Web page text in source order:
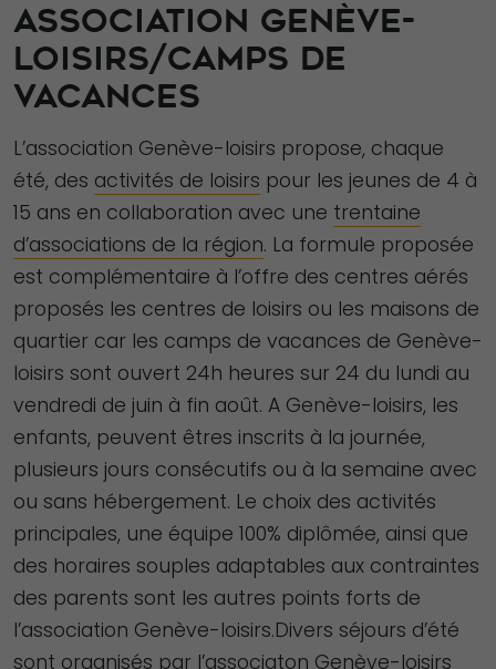
ASSOCIATION GENÈVE-
LOISIRS/CAMPS DE
VACANCES
L’association Genève-loisirs propose, chaque
été, des activités de loisirs pour les jeunes de 4 à
15 ans en collaboration avec une trentaine
d’associations de la région. La formule proposée
est complémentaire à l’offre des centres aérés
proposés les centres de loisirs ou les maisons de
quartier car les camps de vacances de Genève-
loisirs sont ouvert 24h heures sur 24 du lundi au
vendredi de juin à fin août. A Genève-loisirs, les
enfants, peuvent êtres inscrits à la journée,
plusieurs jours consécutifs ou à la semaine avec
ou sans hébergement. Le choix des activités
principales, une équipe 100% diplômée, ainsi que
des horaires souples adaptables aux contraintes
des parents sont les autres points forts de
l’association Genève-loisirs.Divers séjours d’été
sont organisés par l’associaton Genève-loisirs
du site Web.
puissions
améliorer la
fonctionnalité
et la structure
du site Web,
en fonction
de la façon
dont le site
utilisé.
Experience
Afin que notre
site Web
fonctionne
aussi bien que
possible lors